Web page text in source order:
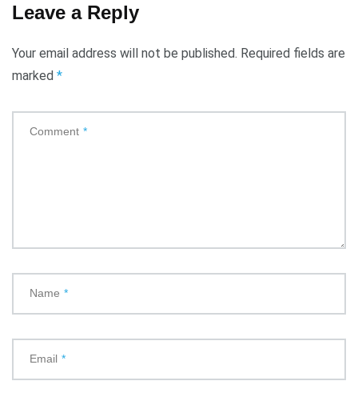
Leave a Reply
Your email address will not be published. Required fields are
marked *
Comment *
Name *
Email *